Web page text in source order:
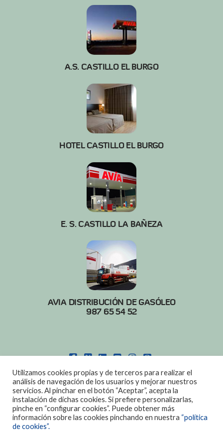
A.S. CASTILLO EL BURGO
HOTEL CASTILLO EL BURGO
E. S. CASTILLO LA BAÑEZA
AVIA DISTRIBUCIÓN DE GASÓLEO
987 65 54 52
POLITICA DE COOKIES|AVISO LEGAL
DISEÑO: DIAN SISTEMAS
Utilizamos cookies propias y de terceros para realizar el
análisis de navegación de los usuarios y mejorar nuestros
servicios. Al pinchar en el botón “Aceptar”, acepta la
instalación de dichas cookies. Si prefiere personalizarlas,
pinche en “configurar cookies”. Puede obtener más
información sobre las cookies pinchando en nuestra “política
de cookies”.